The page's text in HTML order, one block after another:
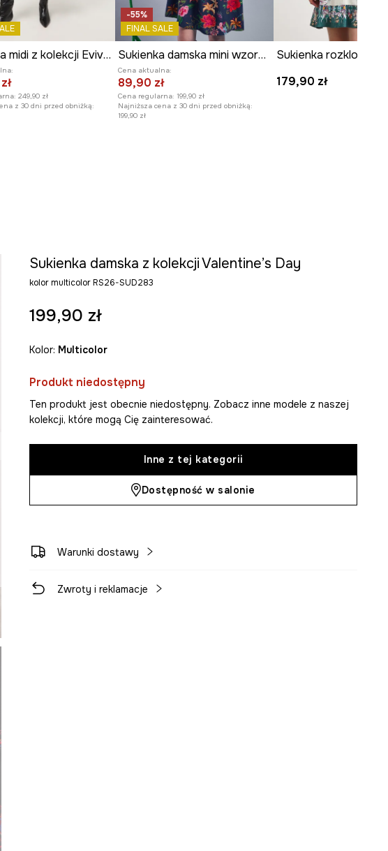
Sukienka midi z kolekcji Eviva L'arte
249,90 zł
z 30 dni przed obniżką:
-55%
FINAL SALE
Sukienka damska mini wzorzysta
Cena aktualna:
89,90 zł
Cena regularna: 199,90 zł
Najniższa cena z 30 dni przed obniżką:
199,90 zł
179,90 zł
Sukienka damska z kolekcji Valentine’s Day
kolor multicolor RS26-SUD283
199,90 zł
Kolor: multicolor
Produkt niedostępny
Ten produkt jest obecnie niedostępny. Zobacz inne modele z naszej
kolekcji, które mogą Cię zainteresować.
Inne z tej kategorii
Dostępność w salonie
Warunki dostawy
Zwroty i reklamacje